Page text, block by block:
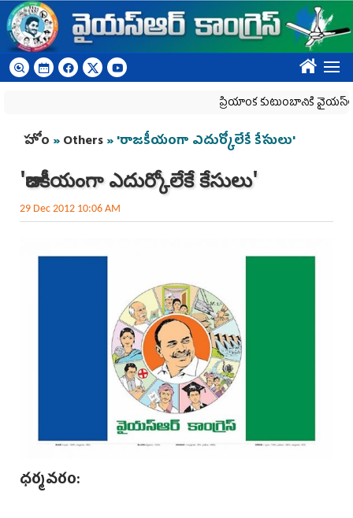
Skip to main content
????
ప్రియాంక కుటుంబానికి
You are here
హోం »Others» 'రాజకీయంగా ఎదుర్కోలేకే కేసులు'
'రాజకీయంగా ఎదుర్కోలేకే కేసులు'
29 Dec 2012 10:06 AM
ధర్మవరం: